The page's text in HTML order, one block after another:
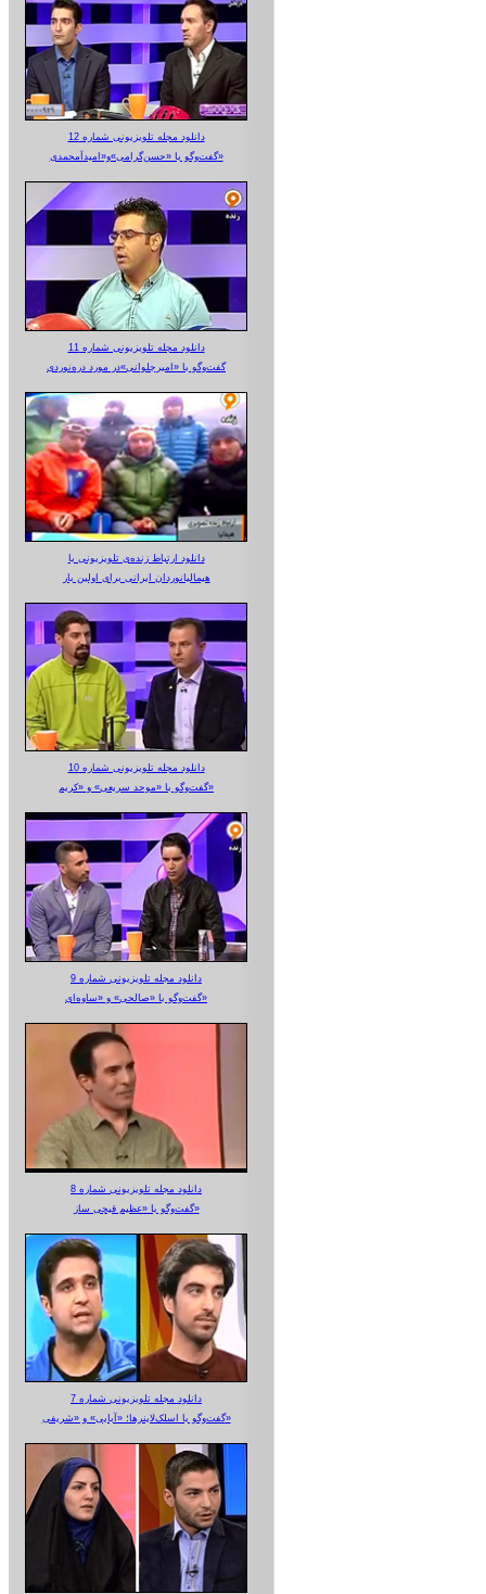
دانلود مجله تلویزیونی شماره 12
گفت‌وگو با «حسن‌گرامی»و«امیدآمحمدی»
دانلود مجله تلویزیونی شماره 11
گفت‌وگو با «امیرجلوانی»در مورد دره‌نوردی
دانلود ارتباط زنده‌ی تلویزیونی‌ با
هیمالیانوردان ایرانی برای اولین بار
دانلود مجله تلویزیونی شماره 10
گفت‌وگو با «موحد سریعی» و «کریم»
دانلود مجله تلویزیونی شماره 9
گفت‌وگو با «صالحی» و «ساوه‌ای»
دانلود مجله تلویزیونی شماره 8
گفت‌وگو با «عظیم قیچی ساز»
دانلود مجله تلویزیونی شماره 7
گفت‌وگو با اسلک‌لاینرها؛ «آبایی» و «شریفی»